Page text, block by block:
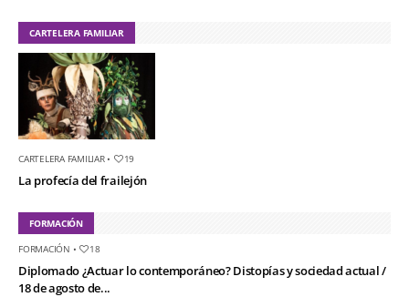
CARTELERA FAMILIAR
CARTELERA FAMILIAR• 19
La profecía del frailejón
FORMACIÓN
FORMACIÓN • 18
Diplomado ¿Actuar lo contemporáneo? Distopías y sociedad actual /
18 de agosto de...